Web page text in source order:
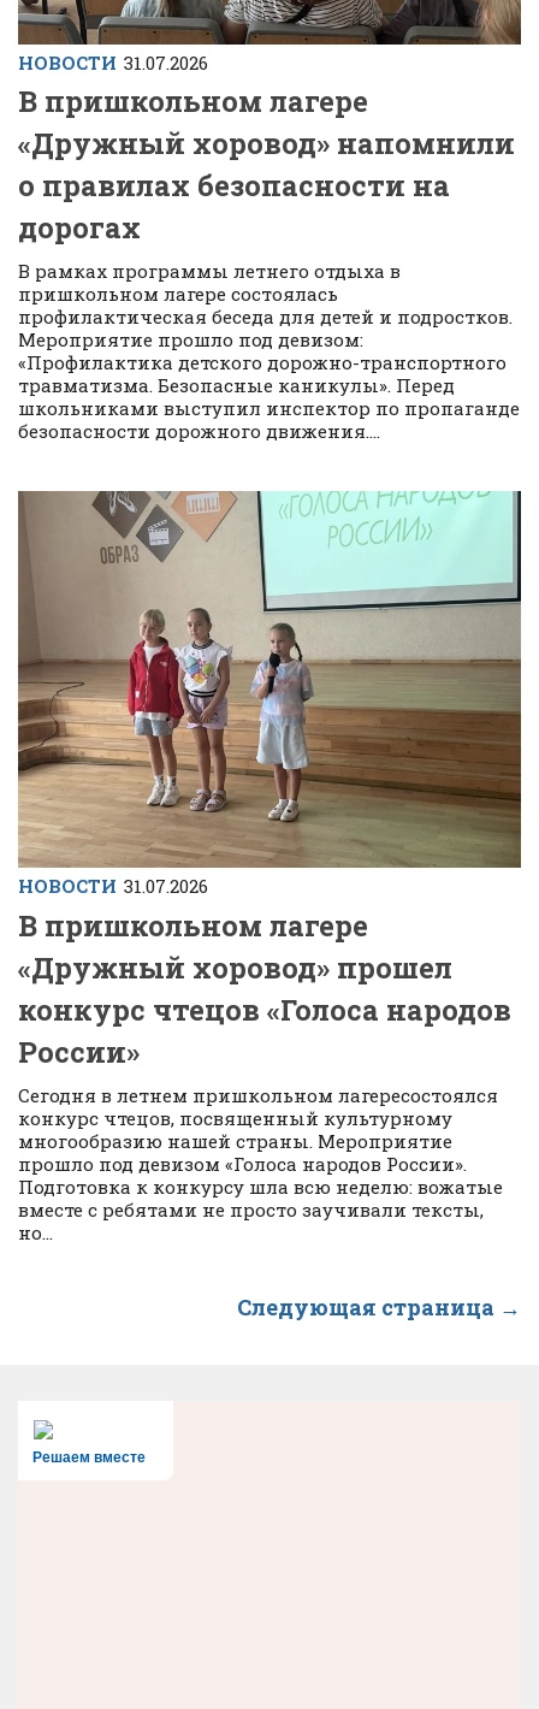
НОВОСТИ 31.07.2026
В пришкольном лагере
«Дружный хоровод» напомнили
о правилах безопасности на
дорогах
В рамках программы летнего отдыха в
пришкольном лагере состоялась
профилактическая беседа для детей и подростков.
Мероприятие прошло под девизом:
«Профилактика детского дорожно-транспортного
травматизма. Безопасные каникулы». Перед
школьниками выступил инспектор по пропаганде
безопасности дорожного движения....
НОВОСТИ 31.07.2026
В пришкольном лагере
«Дружный хоровод» прошел
конкурс чтецов «Голоса народов
России»
Сегодня в летнем пришкольном лагересостоялся
конкурс чтецов, посвященный культурному
многообразию нашей страны. Мероприятие
прошло под девизом «Голоса народов России».
Подготовка к конкурсу шла всю неделю: вожатые
вместе с ребятами не просто заучивали тексты,
но...
Следующая страница →
Решаем вместе